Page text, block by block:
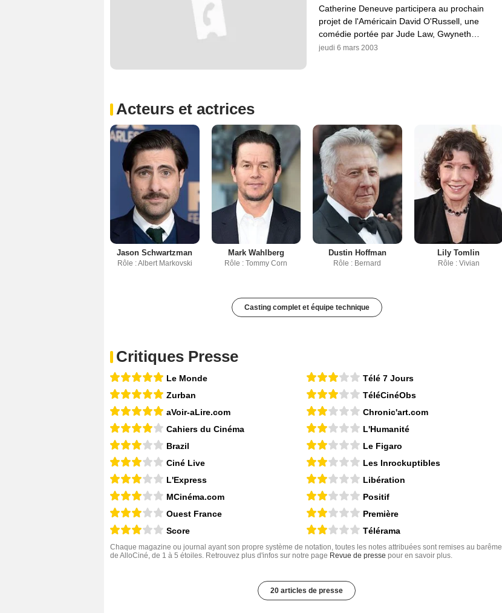
Catherine Deneuve participera au prochain
projet de l'Américain David O'Russell, une
comédie portée par Jude Law, Gwyneth…
jeudi 6 mars 2003
Acteurs et actrices
Jason Schwartzman
Rôle : Albert Markovski
Mark Wahlberg
Rôle : Tommy Corn
Dustin Hoffman
Rôle : Bernard
Lily Tomlin
Rôle : Vivian
Casting complet et équipe technique
Critiques Presse
Le Monde
Zurban
aVoir-aLire.com
Cahiers du Cinéma
Brazil
Ciné Live
L'Express
MCinéma.com
Ouest France
Score
Télé 7 Jours
TéléCinéObs
Chronic'art.com
L'Humanité
Le Figaro
Les Inrockuptibles
Libération
Positif
Première
Télérama
Chaque magazine ou journal ayant son propre système de notation, toutes les notes attribuées sont remises au barême
de AlloCiné, de 1 à 5 étoiles. Retrouvez plus d'infos sur notre page Revue de presse pour en savoir plus.
20 articles de presse